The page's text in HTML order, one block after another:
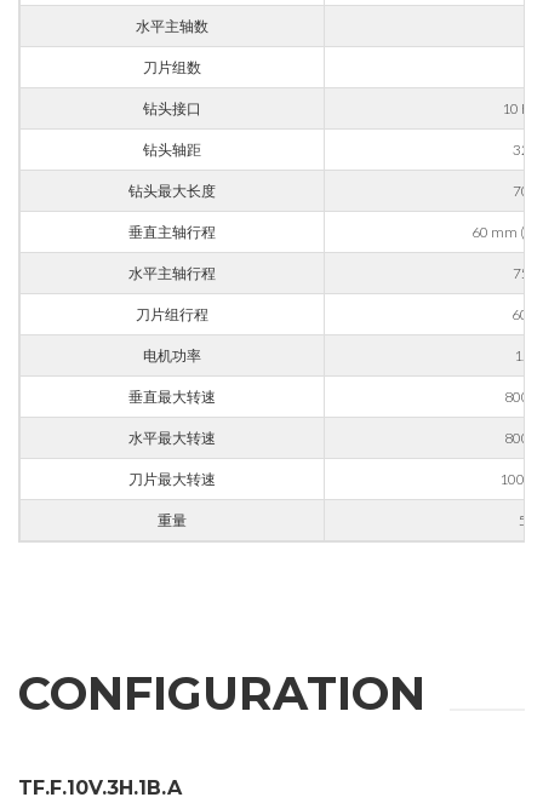
应用领域
铝材加工
金属加工
航空 & 汽车
我同意
根据第196/03号法令、第679/2016号通用数据保护条例
（GDPR）及适用法律处理个人数据。
我在此同意按照隐私政策处理我的个人数据。.
营销授权
我同意
第三方授权
我特此授权将我的个人数据传递给第三方，包括集团内的公
水平主轴数
刀片组数
钻头接口 10
钻头轴距 32
钻头最大长度 70
垂直主轴行程 60 mm
水平主轴行程 75
刀片组行程 60
电机功率 1.7
垂直最大转速 8000
水平最大转速 8000
刀片最大转速
重量 50
CONFIGURATION
TF.F.10V.3H.1B.A